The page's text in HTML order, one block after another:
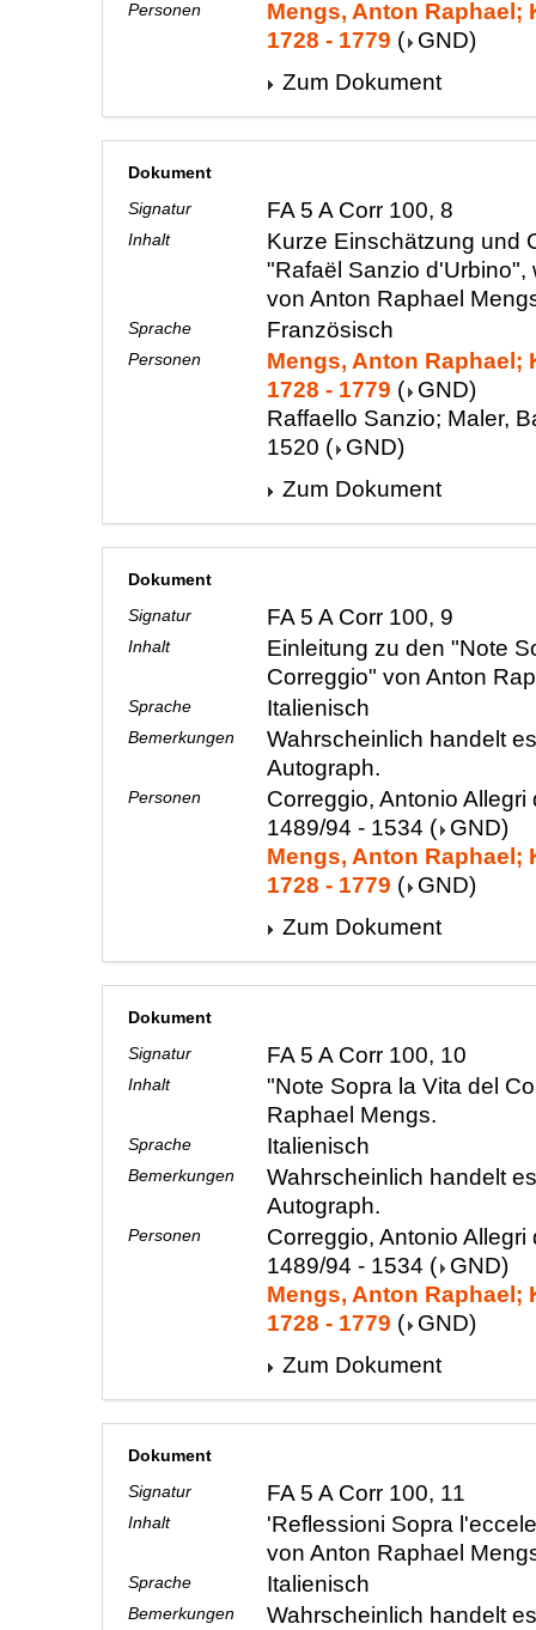
Personen
Mengs, Anton Raphael;
1728 - 1779 ( GND)
Zum Dokument
Dokument
Signatur
FA 5 A Corr 100, 8
Inhalt
Kurze Einschätzung und
"Rafaël Sanzio d'Urbino",
von Anton Raphael
Sprache Französisch
Personen
Mengs, Anton Raphael;
1728 - 1779 ( GND)
Raffaello Sanzio; Maler,
1520 ( GND)
Zum Dokument
Dokument
Signatur
FA 5 A Corr 100, 9
Inhalt
Einleitung zu den "Note
Correggio" von Anton
Sprache Italienisch
Bemerkungen
Wahrscheinlich handelt
Autograph.
Personen
Correggio, Antonio Allegri
1489/94 - 1534 ( GND)
Mengs, Anton Raphael;
1728 - 1779 ( GND)
Zum Dokument
Dokument
Signatur
FA 5 A Corr 100, 10
Inhalt
"Note Sopra la Vita del
Raphael Mengs.
Sprache Italienisch
Bemerkungen
Wahrscheinlich handelt
Autograph.
Personen
Correggio, Antonio Allegri
1489/94 - 1534 ( GND)
Mengs, Anton Raphael;
1728 - 1779 ( GND)
Zum Dokument
Dokument
Signatur
FA 5 A Corr 100, 11
Inhalt
'Reflessioni Sopra
von Anton Raphael
Sprache Italienisch
Bemerkungen
Wahrscheinlich handelt